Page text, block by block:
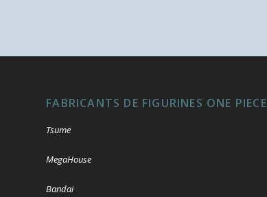
FABRICANTS DE FIGURINES ONE PIECE
Tsume
MegaHouse
Bandai